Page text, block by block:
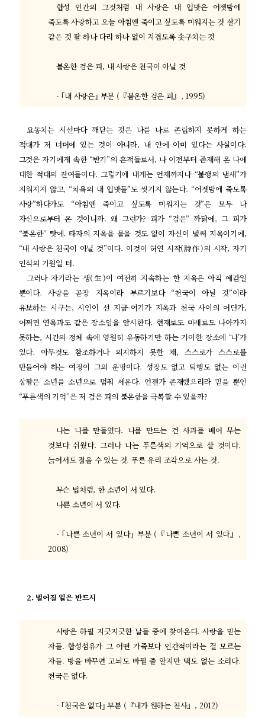
합성 인간의 그것처럼 내 사랑은 내 입맛은 어젯밤에
죽도록 사랑하고 오늘 아침엔 죽이고 싶도록 미워지는 것 살기
같은 것 팔 하나 다리 하나 없이 지겹도록 솟구치는 것
불온한 검은 피, 내 사랑은 천국이 아닐 것
- ｢내 사랑은｣ 부분 ( 『불온한 검은 피 』 , 1995)
요동치는 시선마다 깨닫는 것은 나를 나로 존립하지 못하게 하는
적대가 저 너머에 있는 것이 아니라, 내 안에 이미 있다는 사실이다.
그것은 자기에게 속한 “반기”의 흔적들로서, 나 이전부터 존재해 온 나에
대한 적대의 잔여들이다. 그렇기에 내게는 언제까지나 “불행의 냄새”가
지워지지 않고, “치욕의 내 입맛들”도 씻기지 않는다. “어젯밤에 죽도록
사랑”하다가도 “아침엔 죽이고 싶도록 미워지는 것”은 모두 나
자신으로부터 온 것이니까. 왜 그런가? 피가 “검은”까닭에, 그 피가
“불온한” 탓에. 타자의 지옥을 물을 것도 없이 자신이 벌써 지옥이기에,
“내 사랑은 천국이 아닐 것”이다. 이것이 허연 시작(詩作)의 시작, 자기
인식의 기원일 터.
그러나 자기라는 생(生)이 여전히 지속하는 한 지옥은 아직 예감일
뿐이다.사랑을 곧장 지옥이라 부르기보다 “천국이 아닐 것”이라
유보하는 시구는,시인이 선 지금-여기가 지옥과 천국 사이의 어딘가,
어쩌면 연옥과도 같은 장소임을 암시한다. 현재로도 미래로도 나아가지
못하는, 시간의 정체 속에 영원히 유동하기만 하는 기이한 장소에 ‘나’가
있다. 아무것도 참조하거나 의지하지 못한 채,스스로가 스스로를
만들어야 하는 여정이 그의 운명이다. 성장도 없고 퇴행도 없는 이런
상황은 소년을 소년으로 멈춰 세운다. 언젠가 존재했으리라 믿을 뿐인
“푸른색의 기억”은 저 검은 피의 불온함을 극복할 수 있을까?
나는 나를 만들었다. 나를 만드는 건 사과를 베어 무는
것보다 쉬웠다. 그러나 나는 푸른색의 기억으로 살 것이다.
늙어서도 젊을 수 있는 것. 푸른 유리 조각으로 사는 것.
무슨 법처럼, 한 소년이 서 있다.
나쁜 소년이 서 있다.
- ｢나쁜 소년이 서 있다｣ 부분 ( 『나쁜 소년이 서 있다』 ,
2008)
2.벌어질 일은 반드시
사랑은 하필 지긋지긋한 날들 중에 찾아온다.사랑을 믿는
자들.합성섬유가 그 어떤 가죽보다 인간적이라는 걸 모르는
자들. 방을 바꾸면 고뇌도 바뀔 줄 알지만 택도 없는 소리다.
천국은 없다.
- ｢천국은 없다｣부분 ( 『내가 원하는 천사』 , 2012)